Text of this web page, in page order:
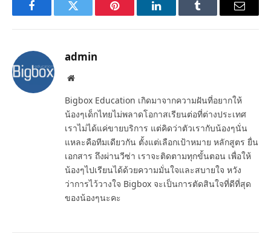
FacebookTwitter Pinterest LinkedInTumblr Email
admin
Website
Bigbox Education เกิดมาจากความฝันที่อยากให้
น้องๆเด็กไทยไม่พลาดโอกาสเรียนต่อที่ต่างประเทศ
เราไม่ได้แค่ขายบริการ แต่คิดว่าตัวเรากับน้องๆนั่น
แหละคือทีมเดียวกัน ตั้งแต่เลือกเป้าหมาย หลักสูตร ยื่น
เอกสาร ถึงผ่านวีซ่า เราจะติดตามทุกขั้นตอน เพื่อให้
น้องๆไปเรียนได้ด้วยความมั่นใจและสบายใจ หวัง
ว่าการไว้วางใจ Bigbox จะเป็นการตัดสินใจที่ดีที่สุด
ของน้องๆนะคะ